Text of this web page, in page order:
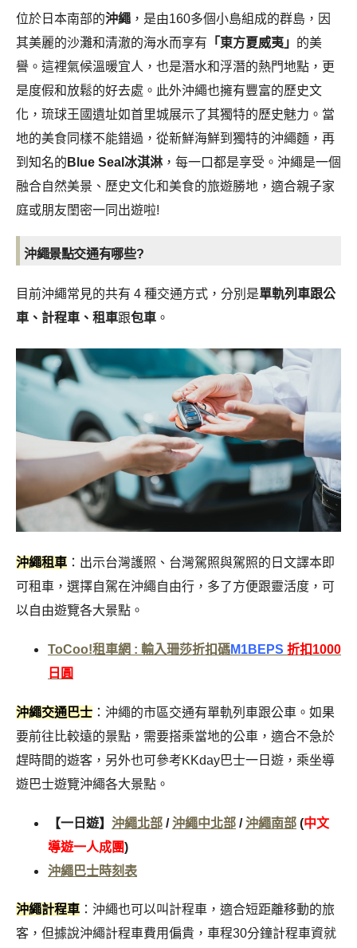
位於日本南部的沖繩 ，是由160多個小島組成的群島，因
其美麗的沙灘和清澈的海水而享有 「東方夏威夷」 的美
譽。這裡氣候溫暖宜人，也是潛水和浮潛的熱門地點，更
是度假和放鬆的好去處。此外沖繩也擁有豐富的歷史文
化，琉球王國遺址如首里城展示了其獨特的歷史魅力。當
地的美食同樣不能錯過，從新鮮海鮮到獨特的沖繩麵，再
到知名的 Blue Seal冰淇淋，每一口都是享受。沖繩是一個
融合自然美景、歷史文化和美食的旅遊勝地，適合親子家
庭或朋友閨密一同出遊啦!
沖繩景點交通有哪些?
目前沖繩常見的共有 4 種交通方式，分別是單軌列車跟公
車、計程車、租車跟包車 。
沖繩租車 ：出示台灣護照、台灣駕照與駕照的日文譯本即
可租車，選擇自駕在沖繩自由行，多了方便跟靈活度，可
以自由遊覽各大景點。
ToCoo!租車網 : 輸入珊莎折扣碼M1BEPS 折扣1000
日圓
沖繩交通巴士 ：沖繩的市區交通有單軌列車跟公車。如果
要前往比較遠的景點，需要搭乘當地的公車，適合不急於
趕時間的遊客，另外也可參考KKday巴士一日遊，乘坐導
遊巴士遊覽沖繩各大景點。
【一日遊】 沖繩北部 /沖繩中北部 /沖繩南部 (中文
導遊一人成團)
沖繩巴士時刻表
沖繩計程車 ：沖繩也可以叫計程車，適合短距離移動的旅
客，但據說沖繩計程車費用偏貴，車程30分鐘計程車資就